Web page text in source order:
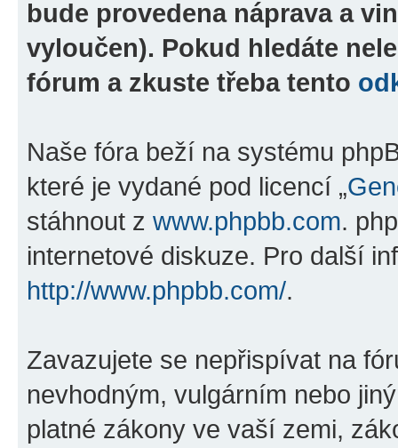
bude provedena náprava a
vyloučen). Pokud hledáte
fórum a zkuste třeba tento
Naše fóra beží na systému
které je vydané pod licencí „
stáhnout z www.phpbb.com.
internetové diskuze. Pro další
http://www.phpbb.com/.
Zavazujete se nepřispívat na
nevhodným, vulgárním nebo
platné zákony ve vaší zemi,